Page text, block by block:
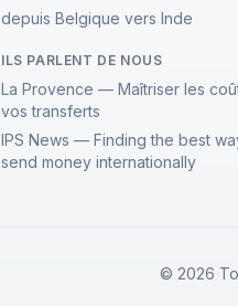
depuis Belgique vers Inde
ILS PARLENT DE NOUS
La Provence — Maîtriser les
vos transferts
IPS News — Finding the best
send money internationally
© 2026